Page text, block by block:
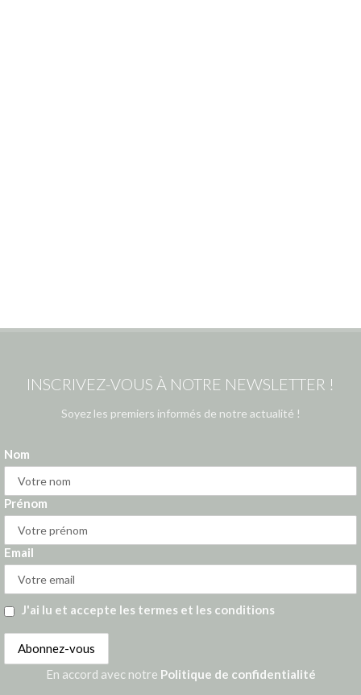
INSCRIVEZ-VOUS À NOTRE NEWSLETTER !
Soyez les premiers informés de notre actualité !
Nom
Prénom
Email
J'ai lu et accepte les termes et les conditions
En accord avec notre Politique de confidentialité